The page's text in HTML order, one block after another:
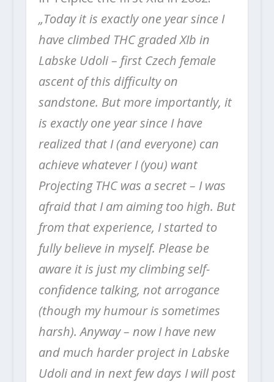
„Today it is exactly one year since I
have climbed THC graded XIb in
Labske Udoli – first Czech female
ascent of this difficulty on
sandstone. But more importantly, it
is exactly one year since I have
realized that I (and everyone) can
achieve whatever I (you) want
Projecting THC was a secret – I was
afraid that I am aiming too high. But
from that experience, I started to
fully believe in myself. Please be
aware it is just my climbing self-
confidence talking, not arrogance
(though my humour is sometimes
harsh). Anyway – now I have new
and much harder project in Labske
Udoli and in next few days I will post